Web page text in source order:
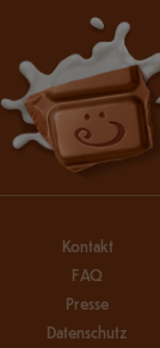
Kontakt
FAQ
Presse
Datenschutz